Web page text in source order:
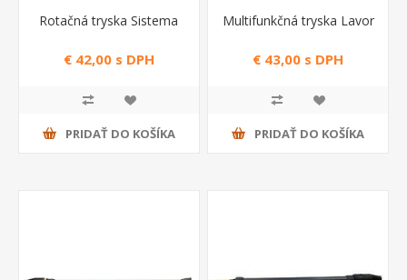
Rotačná tryska Sistema
€ 42,00 s DPH
PRIDAŤ DO KOŠÍKA
Multifunkčná tryska Lavor
€ 43,00 s DPH
PRIDAŤ DO KOŠÍKA